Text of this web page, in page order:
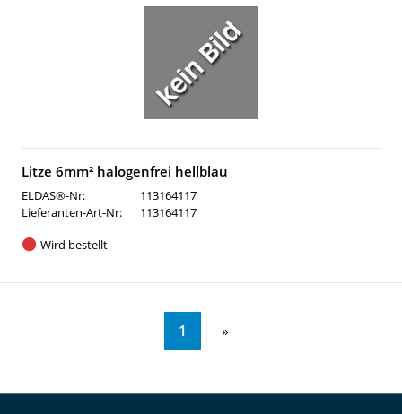
Litze 6mm² halogenfrei hellblau
ELDAS®-Nr:
113164117
Lieferanten-Art-Nr:
113164117
Wird bestellt
1